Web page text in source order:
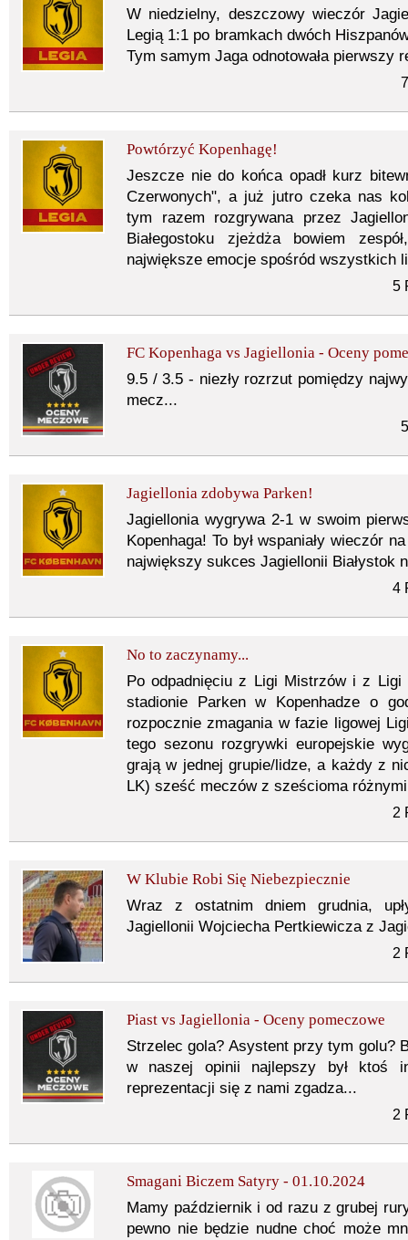
W niedzielny, deszczowy wieczór
Legią 1:1 po bramkach dwóch
Tym samym Jaga odnotowała pierwszy
Powtórzyć Kopenhagę!
Jeszcze nie do końca opadł kurz
Czerwonych", a już jutro czeka nas
tym razem rozgrywana przez
Białegostoku zjeżdża bowiem
największe emocje spośród wszystkich
5
FC Kopenhaga vs Jagiellonia - Oceny
9.5 / 3.5 - niezły rozrzut pomiędzy
mecz...
Jagiellonia zdobywa Parken!
Jagiellonia wygrywa 2-1 w swoim
Kopenhaga! To był wspaniały wieczór
największy sukces Jagiellonii Białystok
4
No to zaczynamy...
Po odpadnięciu z Ligi Mistrzów i z
stadionie Parken w Kopenhadze o
rozpocznie zmagania w fazie ligowej
tego sezonu rozgrywki europejskie
grają w jednej grupie/lidze, a każdy z
LK) sześć meczów z sześcioma
2
W Klubie Robi Się Niebezpiecznie
Wraz z ostatnim dniem grudnia,
Jagiellonii Wojciecha Pertkiewicza z
2
Piast vs Jagiellonia - Oceny pomeczowe
Strzelec gola? Asystent przy tym golu?
w naszej opinii najlepszy był ktoś
reprezentacji się z nami zgadza...
2
Smagani Biczem Satyry - 01.10.2024
Mamy październik i od razu z grubej
pewno nie będzie nudne choć może